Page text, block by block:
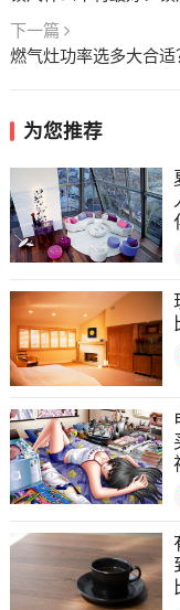
下一篇
燃气灶功率选多大合
为您推荐